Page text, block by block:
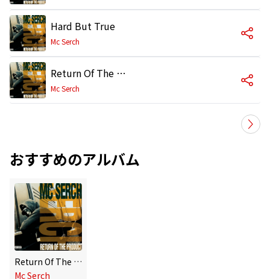
Hard But True
Mc Serch
Return Of The Product
Mc Serch
おすすめのアルバム
Return Of The Product
Mc Serch